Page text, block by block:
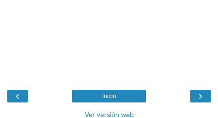
‹ ›
Inicio
Ver versión web